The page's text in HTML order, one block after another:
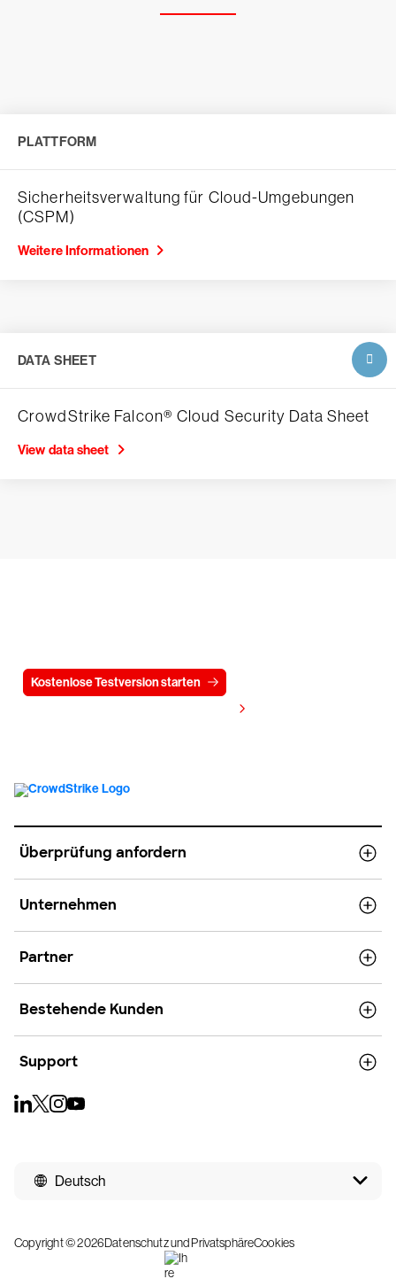
PLATTFORM
Sicherheitsverwaltung für Cloud-Umgebungen
(CSPM)
Weitere Informationen
DATA SHEET
CrowdStrike Falcon® Cloud Security Data Sheet
View data sheet
Kostenlose Testversion starten
Überprüfung anfordern
Unternehmen
Partner
Bestehende Kunden
Support
Deutsch
Copyright © 2026Datenschutz und PrivatsphäreCookies